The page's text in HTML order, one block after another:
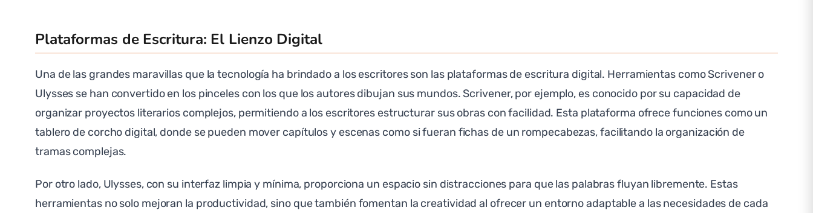
Plataformas de Escritura: El Lienzo Digital
Una de las grandes maravillas que la tecnología ha brindado a los escritores son las plataformas de escritura digital. Herramientas como Scrivener o
Ulysses se han convertido en los pinceles con los que los autores dibujan sus mundos. Scrivener, por ejemplo, es conocido por su capacidad de
organizar proyectos literarios complejos, permitiendo a los escritores estructurar sus obras con facilidad. Esta plataforma ofrece funciones como un
tablero de corcho digital, donde se pueden mover capítulos y escenas como si fueran fichas de un rompecabezas, facilitando la organización de
tramas complejas.
Por otro lado, Ulysses, con su interfaz limpia y mínima, proporciona un espacio sin distracciones para que las palabras fluyan libremente. Estas
herramientas no solo mejoran la productividad, sino que también fomentan la creatividad al ofrecer un entorno adaptable a las necesidades de cada